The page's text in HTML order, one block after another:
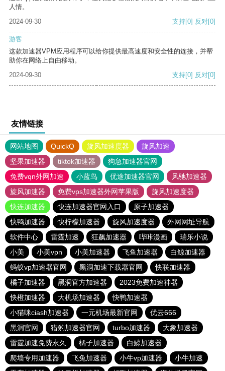
人情。
2024-09-30
支持[0] 反对[0]
游客
这款加速器VPM应用程序可以给你提供最高速度和安全性的连接，并帮
助你在网络上自由移动。
2024-09-30
支持[0] 反对[0]
友情链接
网站地图 QuickQ 旋风加速度器
旋风加速
坚果加速器
tiktok加速器
狗急加速器官网
免费vqn外网加速
小蓝鸟 优途加速器官网
风驰加速器
旋风加速器
免费vps加速器外网苹果版
旋风加速度器
快连加速器
快连加速器官网入口
原子加速器
快鸭加速器
快柠檬加速器 旋风加速度器
外网网址导航
软件中心
雷霆加速 狂飙加速器 哔咔漫画
瑞乐小说
小美
小美vpn 小美加速器 飞鱼加速器
白鲸加速器
蚂蚁vp加速器官网
黑洞加速下载器官网
快联加速器
橘子加速器
黑洞官方加速器
2023免费加速神器
快橙加速器
大机场加速器
快鸭加速器
小猫咪ciash加速器
一元机场最新官网
优云666
黑洞官网
猎豹加速器官网 turbo加速器
大象加速器
雷霆加速免费永久
橘子加速器
白鲸加速器
爬墙专用加速器
飞兔加速器 小牛vp加速器
小牛加速